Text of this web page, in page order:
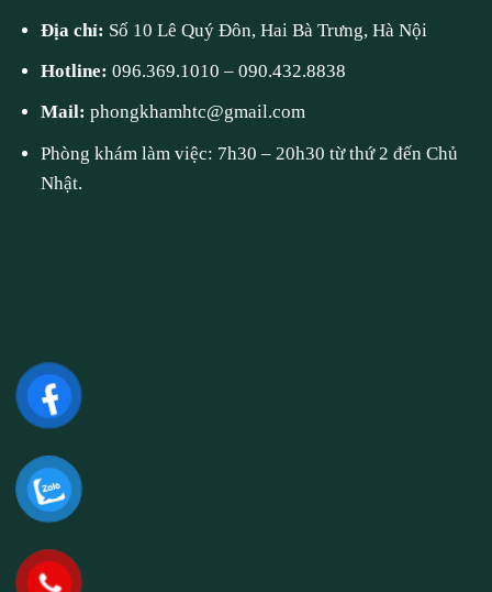
Địa chỉ: Số 10 Lê Quý Đôn, Hai Bà Trưng, Hà Nội
Hotline:096.369.1010 –090.432.8838
Mail:phongkhamhtc@gmail.com
Phòng khám làm việc: 7h30 – 20h30 từ thứ 2 đến Chủ
Nhật.